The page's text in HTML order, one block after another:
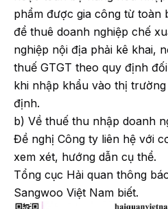
phẩm được gia công từ toàn
để thuê doanh nghiệp chế
nghiệp nội địa phải kê khai,
thuế GTGT theo quy định
khi nhập khẩu vào thị
định.
b) Về thuế thu nhập doanh
Đề nghị Công ty liên hệ với
xem xét, hướng dẫn cụ thể.
Tổng cục Hải quan thông
Sangwoo Việt Nam biết.